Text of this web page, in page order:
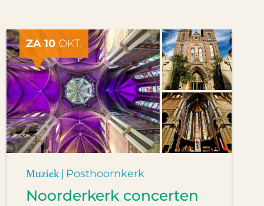
ZA 10OKT.
Muziek | Posthoornkerk
Noorderkerk concerten